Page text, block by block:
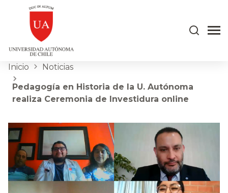
Inicio Noticias
Pedagogía en Historia de la U. Autónoma
realiza Ceremonia de Investidura online